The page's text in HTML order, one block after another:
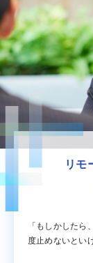
リモ
「もしかした
度止めないとい